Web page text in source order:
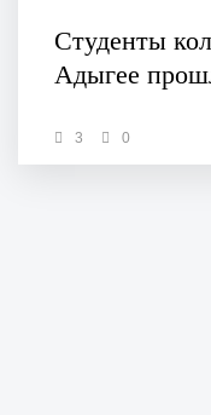
Студенты
Адыгее
3 0